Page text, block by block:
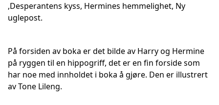
,Desperantens kyss, Hermines hemmelighet, Ny
uglepost.
På forsiden av boka er det bilde av Harry og Hermine
på ryggen til en hippogriff, det er en fin forside som
har noe med innholdet i boka å gjøre. Den er illustrert
av Tone Lileng.